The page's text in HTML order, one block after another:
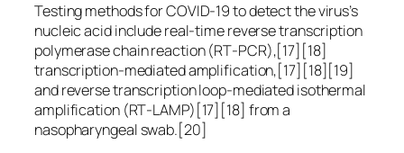
Testing methods for COVID-19 to detect the virus’s
nucleic acid include real-time reverse transcription
polymerase chain reaction (RT‑PCR),[17][18]
transcription-mediated amplification,[17][18][19]
and reverse transcription loop-mediated isothermal
amplification (RT‑LAMP)[17][18] from a
nasopharyngeal swab.[20]